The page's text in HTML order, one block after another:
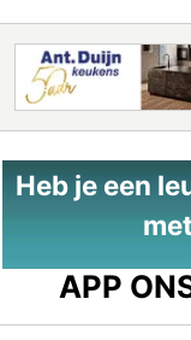
Heb je een
APP